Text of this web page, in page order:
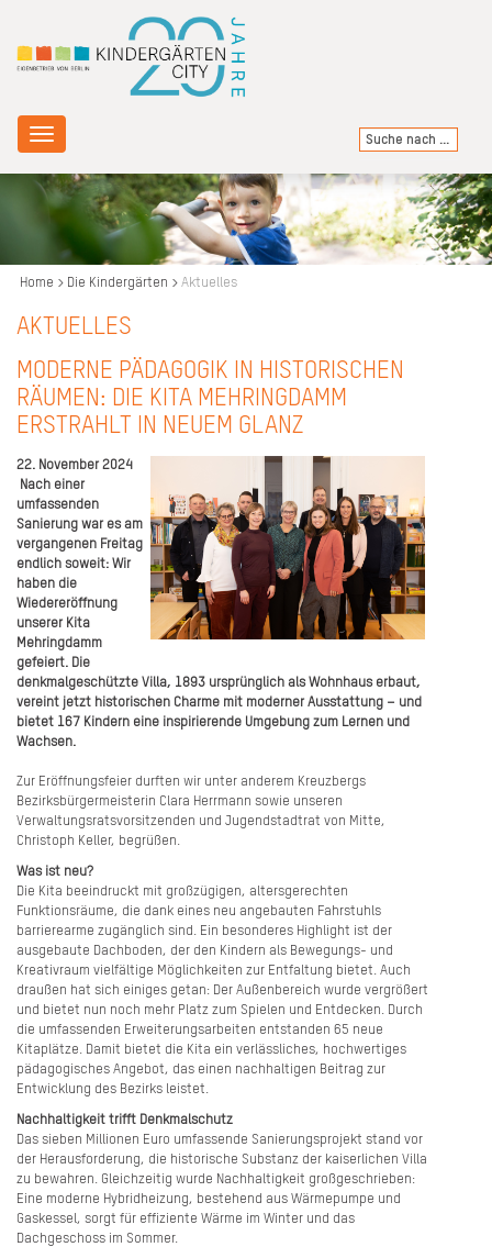
Toggle
navigation
Home Die Kindergärten Aktuelles
AKTUELLES
MODERNE PÄDAGOGIK IN HISTORISCHEN
RÄUMEN: DIE KITA MEHRINGDAMM
ERSTRAHLT IN NEUEM GLANZ
22. November 2024
Nach einer
umfassenden
Sanierung war es am
vergangenen Freitag
endlich soweit: Wir
haben die
Wiedereröffnung
unserer Kita
Mehringdamm
gefeiert. Die
denkmalgeschützte Villa, 1893 ursprünglich als Wohnhaus erbaut,
vereint jetzt historischen Charme mit moderner Ausstattung – und
bietet 167 Kindern eine inspirierende Umgebung zum Lernen und
Wachsen.
Zur Eröffnungsfeier durften wir unter anderem Kreuzbergs
Bezirksbürgermeisterin Clara Herrmann sowie unseren
Verwaltungsratsvorsitzenden und Jugendstadtrat von Mitte,
Christoph Keller, begrüßen.
Was ist neu?
Die Kita beeindruckt mit großzügigen, altersgerechten
Funktionsräume, die dank eines neu angebauten Fahrstuhls
barrierearme zugänglich sind. Ein besonderes Highlight ist der
ausgebaute Dachboden, der den Kindern als Bewegungs- und
Kreativraum vielfältige Möglichkeiten zur Entfaltung bietet. Auch
draußen hat sich einiges getan: Der Außenbereich wurde vergrößert
und bietet nun noch mehr Platz zum Spielen und Entdecken. Durch
die umfassenden Erweiterungs­arbeiten entstanden 65 neue
Kitaplätze. Damit bietet die Kita ein verlässliches, hochwer­tiges
pädagogisches Angebot, das einen nachhaltigen Beitrag zur
Entwicklung des Bezirks leistet.
Nachhaltigkeit trifft Denkmalschutz
Das sieben Millionen Euro umfassende Sanierungsprojekt stand vor
der Herausforderung, die historische Substanz der kaiserlichen Villa
zu bewahren. Gleichzeitig wurde Nachhaltigkeit großgeschrieben:
Eine moderne Hybridheizung, bestehend aus Wärmepumpe und
Gaskessel, sorgt für effiziente Wärme im Winter und das
Dachgeschoss im Sommer.